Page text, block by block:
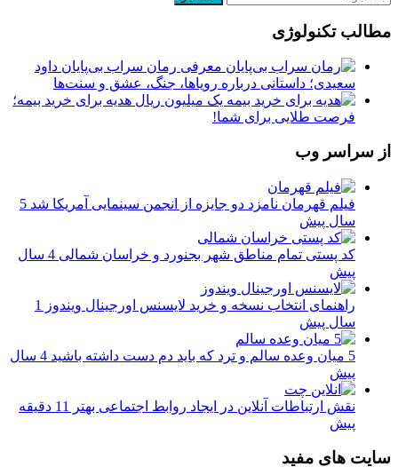
مطالب تکنولوژی
معرفی رمان سراب بی‌پایان داود
سعیدی؛ داستانی درباره رویاها، جنگ، عشق و سنت‌ها
یک میلیون ریال هدیه برای خرید بیمه؛
فرصت طلایی برای شما!
از سراسر وب
فیلم قهرمان نامزد دو جایزه از انجمن‌ سینمایی آمریکا شد 5
سال پیش
کد پستی تمام مناطق شهر بجنورد و خراسان شمالی
4 سال
پیش
راهنمای انتخاب نسخه و خرید لایسنس اورجینال ویندوز
1
سال پیش
5 میان وعده سالم و ترد که باید دم دست داشته باشید
4 سال
پیش
نقش ارتباطات آنلاین در ایجاد روابط اجتماعی بهتر
11 دقیقه
پیش
سایت های مفید